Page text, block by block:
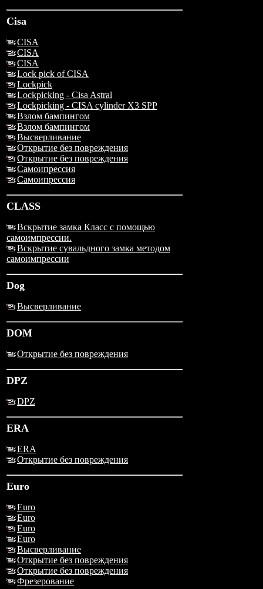
Cisa
CISA
CISA
CISA
Lock pick of CISA
Lockpick
Lockpicking - Cisa Astral
Lockpicking - CISA cylinder X3 SPP
Взлом бампингом
Взлом бампингом
Высверливание
Открытие без повреждения
Открытие без повреждения
Самоипрессия
Самоипрессия
CLASS
Вскрытие замка Класс с помощью
самоимпрессии.
Вскрытие сувальдного замка методом
самоимпрессии
Dog
Высверливание
DOM
Открытие без повреждения
DPZ
DPZ
ERA
ERA
Открытие без повреждения
Euro
Euro
Euro
Euro
Euro
Высверливание
Открытие без повреждения
Открытие без повреждения
Фрезерование